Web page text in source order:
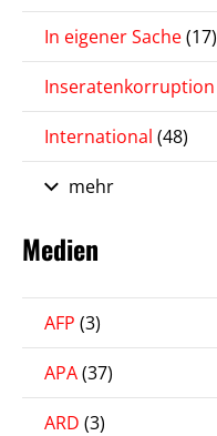
In eigener Sache(17)
Inseratenkorruption
International (48)
mehr
Medien
AFP (3)
APA(37)
ARD (3)